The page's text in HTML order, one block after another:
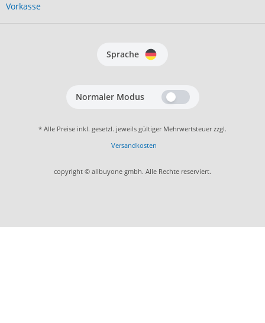
Vorkasse
Sprache
Normaler Modus
* Alle Preise inkl. gesetzl. jeweils gültiger Mehrwertsteuer zzgl.
Versandkosten
copyright © allbuyone gmbh. Alle Rechte reserviert.